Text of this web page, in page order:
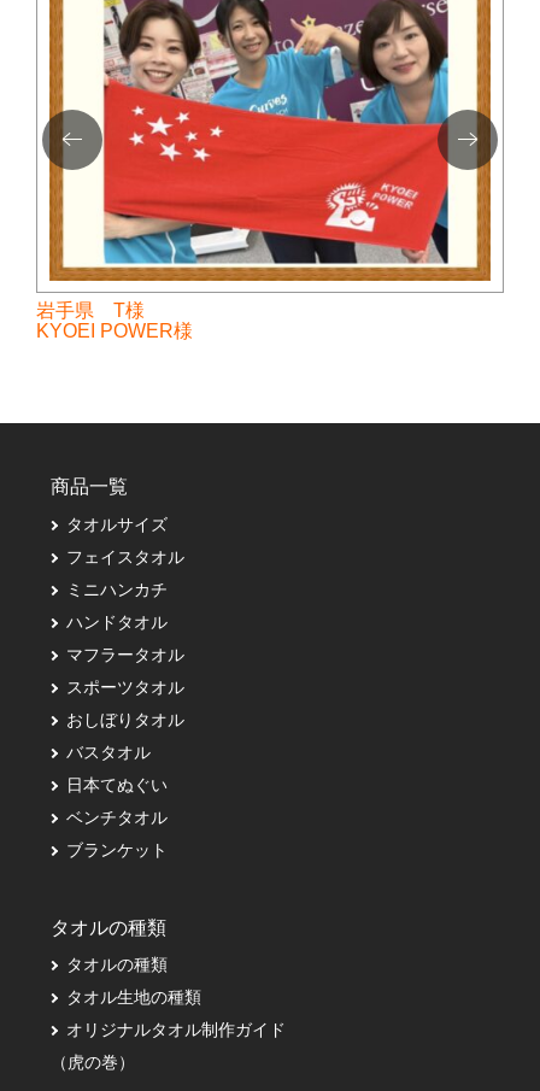
岩手県 T様
KYOEI POWER様
商品一覧
タオルサイズ
フェイスタオル
ミニハンカチ
ハンドタオル
マフラータオル
スポーツタオル
おしぼりタオル
バスタオル
日本てぬぐい
ベンチタオル
ブランケット
タオルの種類
タオルの種類
タオル生地の種類
オリジナルタオル制作ガイド
（虎の巻）